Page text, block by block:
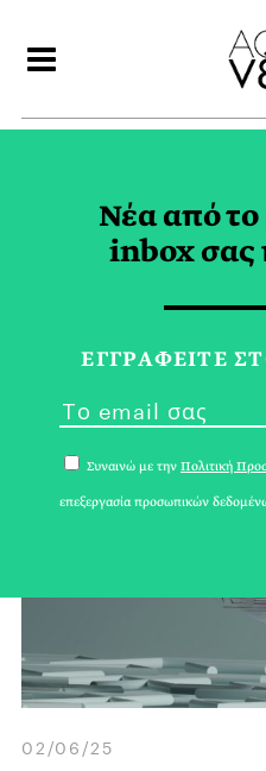
«OPENAI
02/06/25
Νέα από το
inbox σας
ΕΓΓPΑΦΕΙΤΕ
Συναινώ με την Πολιτική
επεξεργασία προσωπικών